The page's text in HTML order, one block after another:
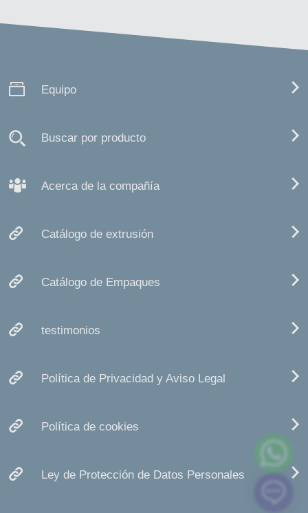
Equipo
Buscar por producto
Acerca de la compañía
Catálogo de extrusión
Catálogo de Empaques
testimonios
Política de Privacidad y Aviso Legal
Política de cookies
Ley de Protección de Datos Personales